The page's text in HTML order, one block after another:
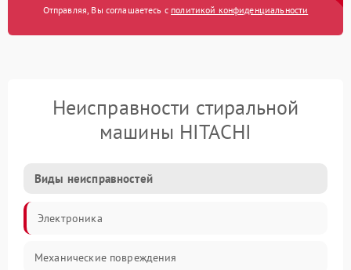
Отправляя, Вы соглашаетесь с политикой конфиденциальности
Неисправности стиральной
машины HITACHI
Виды неисправностей
Электроника
Механические повреждения